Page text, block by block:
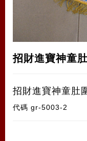
招財進寶神童
招財進寶神童肚
代碼 gr-5003-2